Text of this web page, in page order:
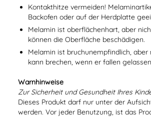
Kontakthitze vermeiden!
Backofen oder auf der Herdplatte
Melamin ist oberflächenhart, aber
können die Oberfläche beschädigen.
Melamin ist bruchunempfindlich,
kann brechen, wenn er fallen
Warnhinweise
Zur Sicherheit und Gesundheit Ihres
Dieses Produkt darf nur unter der
werden. Vor jeder Benutzung, ist das